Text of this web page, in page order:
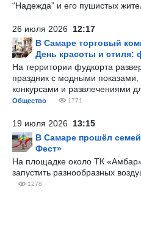
“Надежда” и его пушистых
26 июля 2026 12:17
В Самаре торговый
День красоты и стиля:
На территории фудкорта
праздник с модными показами,
конкурсами и развлечениями
Общество 1771
19 июля 2026 13:15
В Самаре прошёл
Фест»
На площадке около ТК
запустить разнообразных
1278